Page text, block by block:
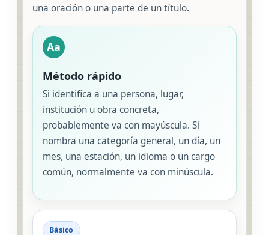
una oración o una parte de un título.
Aa
Método rápido
Si identifica a una persona, lugar,
institución u obra concreta,
probablemente va con mayúscula. Si
nombra una categoría general, un día, un
mes, una estación, un idioma o un cargo
común, normalmente va con minúscula.
Básico